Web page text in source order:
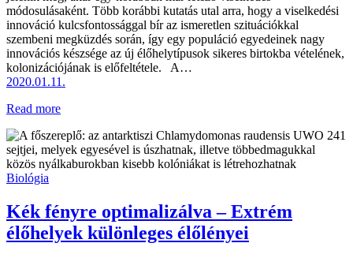
módosulásaként. Több korábbi kutatás utal arra, hogy a viselkedési
innováció kulcsfontossággal bír az ismeretlen szituációkkal
szembeni megküzdés során, így egy populáció egyedeinek nagy
innovációs készsége az új élőhelytípusok sikeres birtokba vételének,
kolonizációjának is előfeltétele. A…
2020.01.11.
Read more
Biológia
Kék fényre optimalizálva – Extrém
élőhelyek különleges élőlényei